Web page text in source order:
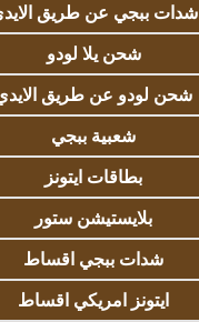
شدات ببجي عن طريق
شحن يلا لودو
شحن لودو عن طريق
شعبية ببجي
بطاقات ايتونز
بلايستيشن ستور
شدات ببجي اقساط
ايتونز امريكي اقساط